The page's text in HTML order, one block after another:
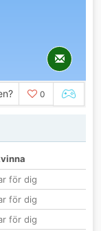
0
för dig
för dig
för dig